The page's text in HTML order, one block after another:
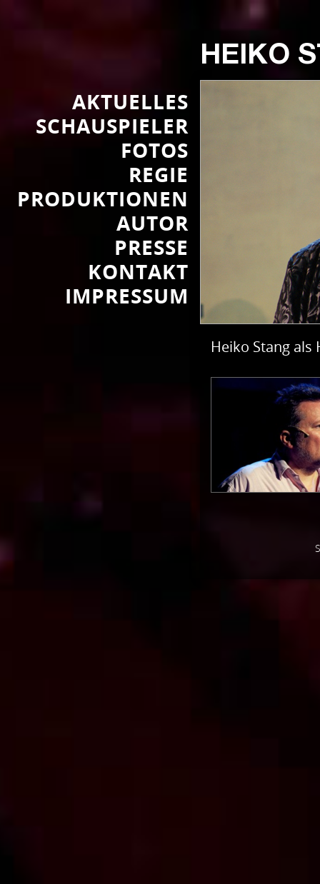
HEIKO
AKTUELLES
SCHAUSPIELER
FOTOS
REGIE
PRODUKTIONEN
AUTOR
PRESSE
KONTAKT
IMPRESSUM
Heiko Stang als